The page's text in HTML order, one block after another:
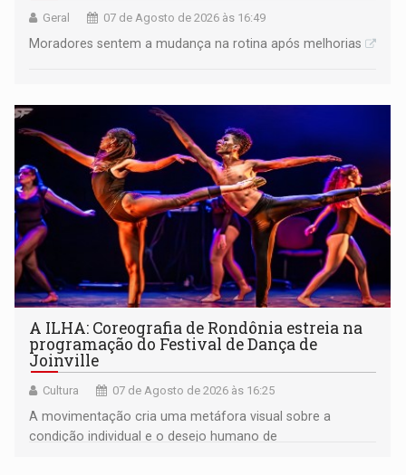
Geral 07 de Agosto de 2026 às 16:49
Moradores sentem a mudança na rotina após melhorias
A ILHA: Coreografia de Rondônia estreia na
programação do Festival de Dança de
Joinville
Cultura 07 de Agosto de 2026 às 16:25
A movimentação cria uma metáfora visual sobre a
condição individual e o desejo humano de